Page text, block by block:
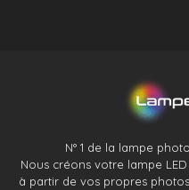
N° 1 de la lampe
Nous créons votre lampe
à partir de vos propres